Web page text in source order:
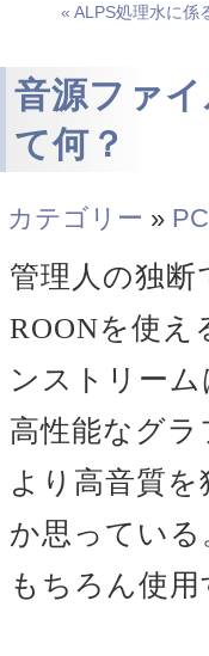
« ALPS処理水に係
音源ファ
て何？
カテゴリー »
管理人の独断
ROONを使え
ンストリーム
高性能なグ
より高音質
か思っている
もちろん使